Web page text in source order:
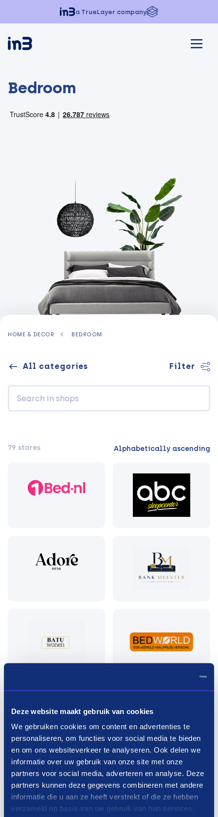
Deze website maakt gebruik van cookies
We gebruiken cookies om content en advertenties te
personaliseren, om functies voor social media te bieden
en om ons websiteverkeer te analyseren. Ook delen we
informatie over uw gebruik van onze site met onze
partners voor social media, adverteren en analyse. Deze
partners kunnen deze gegevens combineren met andere
informatie die u aan ze heeft verstrekt of die ze hebben
verzameld op basis van uw gebruik van hun services.
a TrueLayer company
Bedroom
HOME & DECOR BEDROOM
All categories Filter
79 stores Alphabetically ascending
Pay in three terms without
interest?
How it works